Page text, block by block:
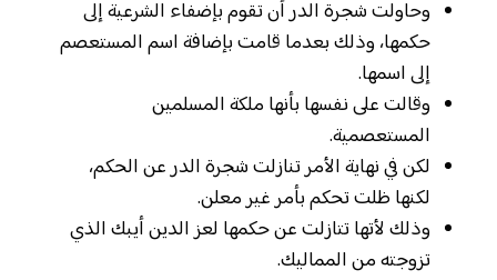
وحاولت شجرة الدر أن تقوم بإضفاء الشرعية إلى
حكمها، وذلك بعدما قامت بإضافة اسم المستعصم
إلى اسمها.
وقالت على نفسها بأنها ملكة المسلمين
المستعصمية.
لكن في نهاية الأمر تنازلت شجرة الدر عن الحكم،
لكنها ظلت تحكم بأمر غير معلن.
وذلك لأتها تتازلت عن حكمها لعز الدين أيبك الذي
تزوجته من المماليك.